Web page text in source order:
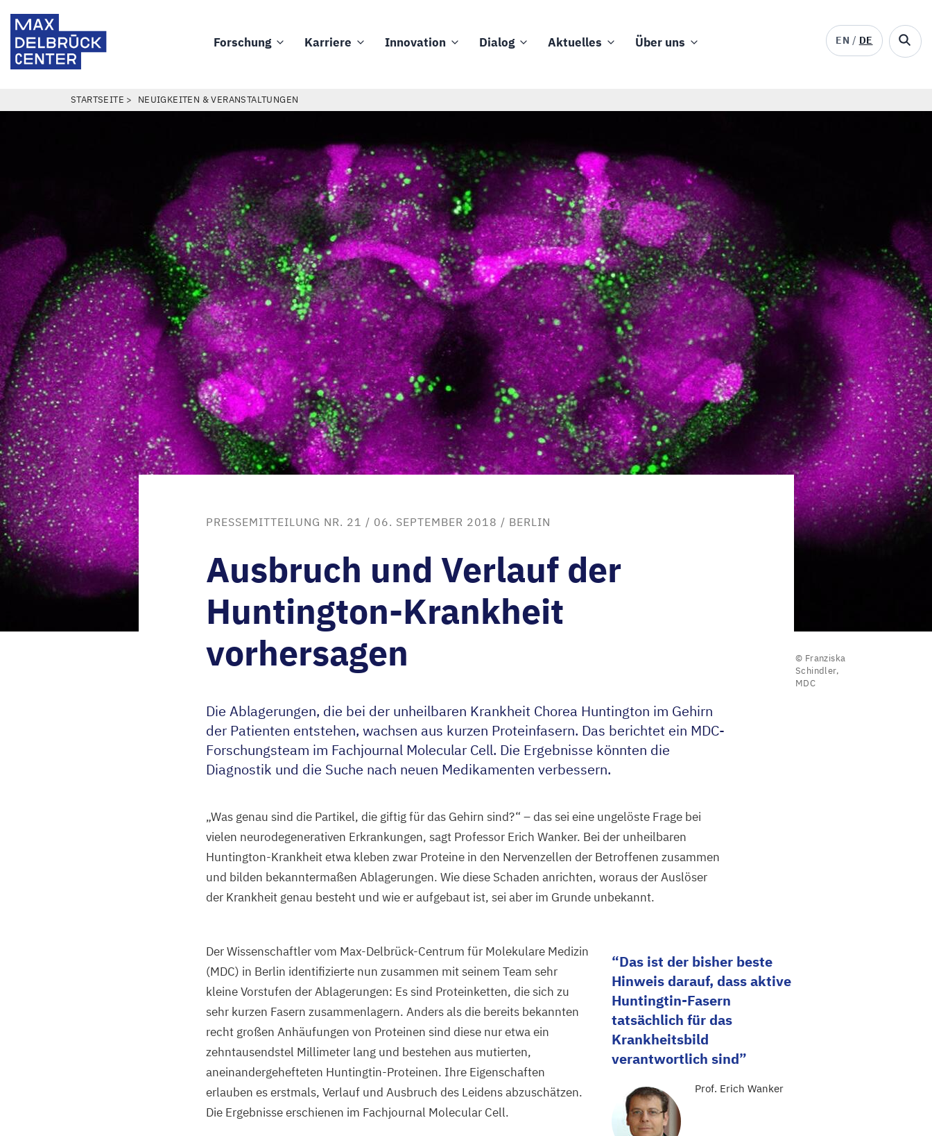
zum
Inhalt
Forschung Karriere Innovation Dialog Aktuelles Über uns EN DE
PFADNAVIGATION
STARTSEITE NEUIGKEITEN & VERANSTALTUNGEN
© Franziska
Schindler,
MDC
PRESSEMITTEILUNG NR. 21 / 06. SEPTEMBER 2018 / BERLIN
Ausbruch und Verlauf der
Huntington-Krankheit
vorhersagen
Die Ablagerungen, die bei der unheilbaren Krankheit Chorea Huntington im Gehirn
der Patienten entstehen, wachsen aus kurzen Proteinfasern. Das berichtet ein MDC-
Forschungsteam im Fachjournal Molecular Cell. Die Ergebnisse könnten die
Diagnostik und die Suche nach neuen Medikamenten verbessern.
„Was genau sind die Partikel, die giftig für das Gehirn sind?“ – das sei eine ungelöste Frage bei
vielen neurodegenerativen Erkrankungen, sagt Professor Erich Wanker. Bei der unheilbaren
Huntington-Krankheit etwa kleben zwar Proteine in den Nervenzellen der Betroffenen zusammen
und bilden bekanntermaßen Ablagerungen. Wie diese Schaden anrichten, woraus der Auslöser
der Krankheit genau besteht und wie er aufgebaut ist, sei aber im Grunde unbekannt.
Das ist der bisher beste
Hinweis darauf, dass aktive
Huntingtin-Fasern
tatsächlich für das
Krankheitsbild
verantwortlich sind
Prof. Erich Wanker
Der Wissenschaftler vom Max-Delbrück-Centrum für Molekulare Medizin
(MDC) in Berlin identifizierte nun zusammen mit seinem Team sehr
kleine Vorstufen der Ablagerungen: Es sind Proteinketten, die sich zu
sehr kurzen Fasern zusammenlagern. Anders als die bereits bekannten
recht großen Anhäufungen von Proteinen sind diese nur etwa ein
zehntausendstel Millimeter lang und bestehen aus mutierten,
aneinandergehefteten Huntingtin-Proteinen. Ihre Eigenschaften
erlauben es erstmals, Verlauf und Ausbruch des Leidens abzuschätzen.
Die Ergebnisse erschienen im Fachjournal Molecular Cell.